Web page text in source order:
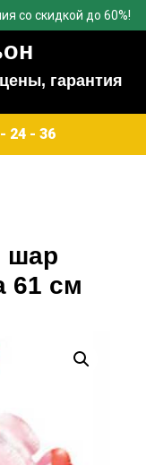
со скидкой до 60%!
гарантия
24 - 36
шар
61 см